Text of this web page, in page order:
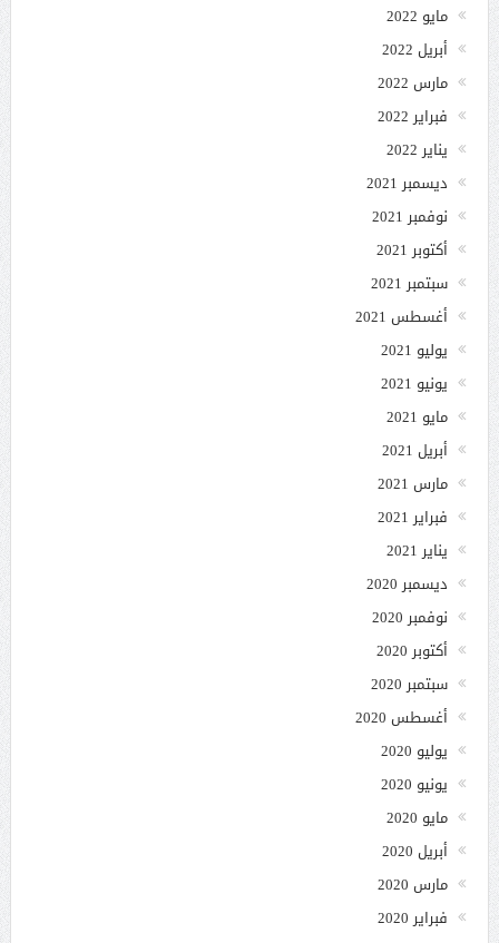
مايو 2022
أبريل 2022
مارس 2022
فبراير 2022
يناير 2022
ديسمبر 2021
نوفمبر 2021
أكتوبر 2021
سبتمبر 2021
أغسطس 2021
يوليو 2021
يونيو 2021
مايو 2021
أبريل 2021
مارس 2021
فبراير 2021
يناير 2021
ديسمبر 2020
نوفمبر 2020
أكتوبر 2020
سبتمبر 2020
أغسطس 2020
يوليو 2020
يونيو 2020
مايو 2020
أبريل 2020
مارس 2020
فبراير 2020